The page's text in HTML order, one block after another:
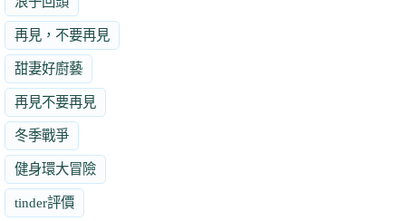
再見，不要再見
甜妻好廚藝
再見不要再見
冬季戰爭
健身環大冒險
tinder評價